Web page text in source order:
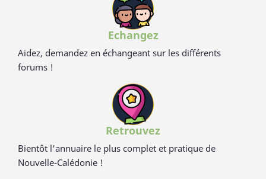
Echangez
Aidez, demandez en échangeant sur les différents
forums !
Retrouvez
Bientôt l'annuaire le plus complet et pratique de
Nouvelle-Calédonie !